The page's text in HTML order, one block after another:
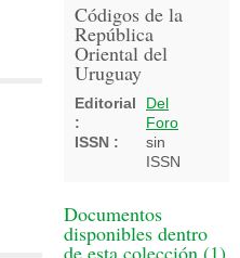
Códigos de la
República
Oriental del
Uruguay
Editorial
:
Del
Foro
ISSN :
sin
ISSN
Documentos
disponibles dentro
de esta colección (1)